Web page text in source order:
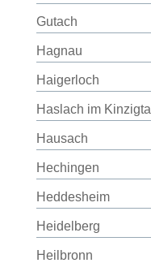
Gutach
Hagnau
Haigerloch
Haslach im Kinzigtal
Hausach
Hechingen
Heddesheim
Heidelberg
Heilbronn